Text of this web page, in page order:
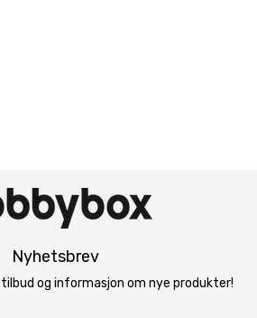
Nyhetsbrev
og informasjon om nye produkter!